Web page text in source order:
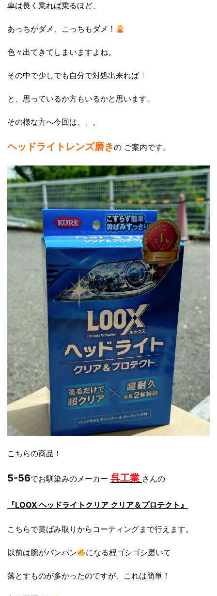
車は長く乗れば乗るほど、
あっちがダメ、こっちもダメ！
色々出てきてしまいますよね。
その中で少しでも自分で対処出来れば
と、思っているか方もいるかと思います。
その様な方へ今回は、、、
ヘッドライトレンズ磨きの ご案内です。
こちらの商品！
5-56でお馴染みのメーカー 呉工業 さんの
『LOOX ヘッドライトクリア クリア＆プロテクト』
こちらで黄ばみ取りからコーティングまで行えます。
以前は腕がパンパン になる程ゴシゴシ磨いて
落とすものが多かったのですが、これは簡単！